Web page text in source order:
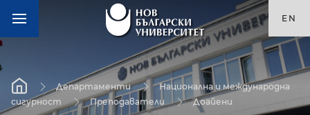
EN
Департаменти
Национална и международна
сигурност
Преподаватели Доайени